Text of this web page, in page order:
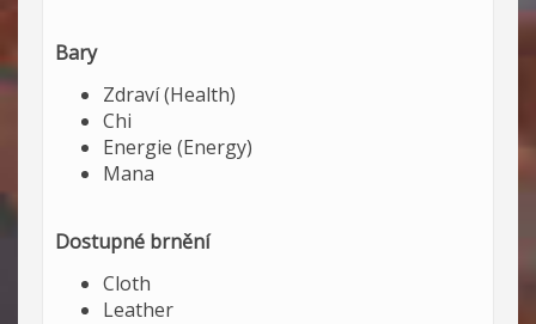
Bary
Zdraví (Health)
Chi
Energie (Energy)
Mana
Dostupné brnění
Cloth
Leather